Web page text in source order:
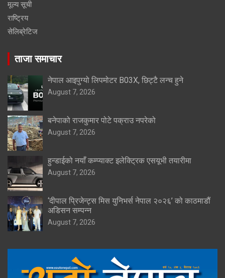
मूल्य सूची
राष्ट्रिय
सेलिब्रेटिज
ताजा समाचार
नेपाल आइपुग्यो लिपमोटर B03X, छिट्टै लन्च हुने
August 7, 2026
बनेपाको राजकुमार पोटे पक्राउ नपरेको
August 7, 2026
हुन्डाईको नयाँ कम्प्याक्ट इलेक्ट्रिक एसयूभी तयारीमा
August 7, 2026
‘दीपाल प्रिजेन्ट्स मिस युनिभर्स नेपाल २०२६’ को काठमाडौं
अडिसन सम्पन्न
August 7, 2026